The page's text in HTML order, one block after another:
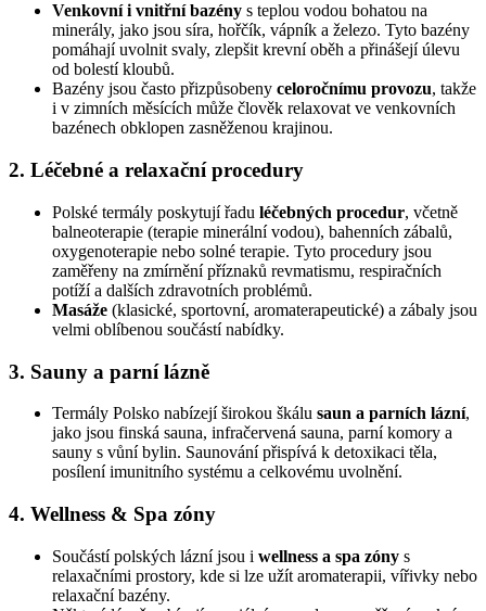
Venkovní i vnitřní bazény s teplou vodou bohatou na
minerály, jako jsou síra, hořčík, vápník a železo. Tyto bazény
pomáhají uvolnit svaly, zlepšit krevní oběh a přinášejí úlevu
od bolestí kloubů.
Bazény jsou často přizpůsobeny celoročnímu provozu, takže
i v zimních měsících může člověk relaxovat ve venkovních
bazénech obklopen zasněženou krajinou.
2. Léčebné a relaxační procedury
Polské termály poskytují řadu léčebných procedur, včetně
balneoterapie (terapie minerální vodou), bahenních zábalů,
oxygenoterapie nebo solné terapie. Tyto procedury jsou
zaměřeny na zmírnění příznaků revmatismu, respiračních
potíží a dalších zdravotních problémů.
Masáže (klasické, sportovní, aromaterapeutické) a zábaly jsou
velmi oblíbenou součástí nabídky.
3. Sauny a parní lázně
Termály Polsko nabízejí širokou škálu saun a parních lázní,
jako jsou finská sauna, infračervená sauna, parní komory a
sauny s vůní bylin. Saunování přispívá k detoxikaci těla,
posílení imunitního systému a celkovému uvolnění.
4. Wellness & Spa zóny
Součástí polských lázní jsou i wellness a spa zóny s
relaxačními prostory, kde si lze užít aromaterapii, vířivky nebo
relaxační bazény.